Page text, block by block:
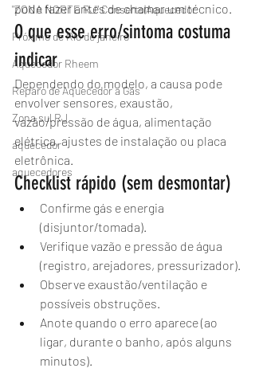
"ZONA NORTE RJ" Conserto|Aquecedor
Próximo de Rio de janeiro
Aquecedor Rheem
Reparo de Aquecedor a Gás
Zona sul RJ
aquecedor
aquecedores
pode fazer antes de chamar um técnico.
O que esse erro/sintoma costuma
indicar
Dependendo do modelo, a causa pode
envolver sensores, exaustão,
vazão/pressão de água, alimentação
elétrica, ajustes de instalação ou placa
eletrônica.
Checklist rápido (sem desmontar)
Confirme gás e energia
(disjuntor/tomada).
Verifique vazão e pressão de água
(registro, arejadores, pressurizador).
Observe exaustão/ventilação e
possíveis obstruções.
Anote quando o erro aparece (ao
ligar, durante o banho, após alguns
minutos).